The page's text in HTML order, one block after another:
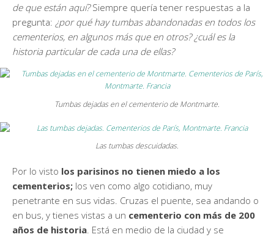
de que están aquí?Siempre quería tener respuestas a la
pregunta: ¿por qué hay tumbas abandonadas en todos los
cementerios, en algunos más que en otros? ¿cuál es la
historia particular de cada una de ellas?
Tumbas dejadas en el cementerio de Montmarte.
Las tumbas descuidadas.
Por lo visto los parisinos no tienen miedo a los
cementerios; los ven como algo cotidiano, muy
penetrante en sus vidas. Cruzas el puente, sea andando o
en bus, y tienes vistas a un cementerio con más de 200
años de historia . Está en medio de la ciudad y se